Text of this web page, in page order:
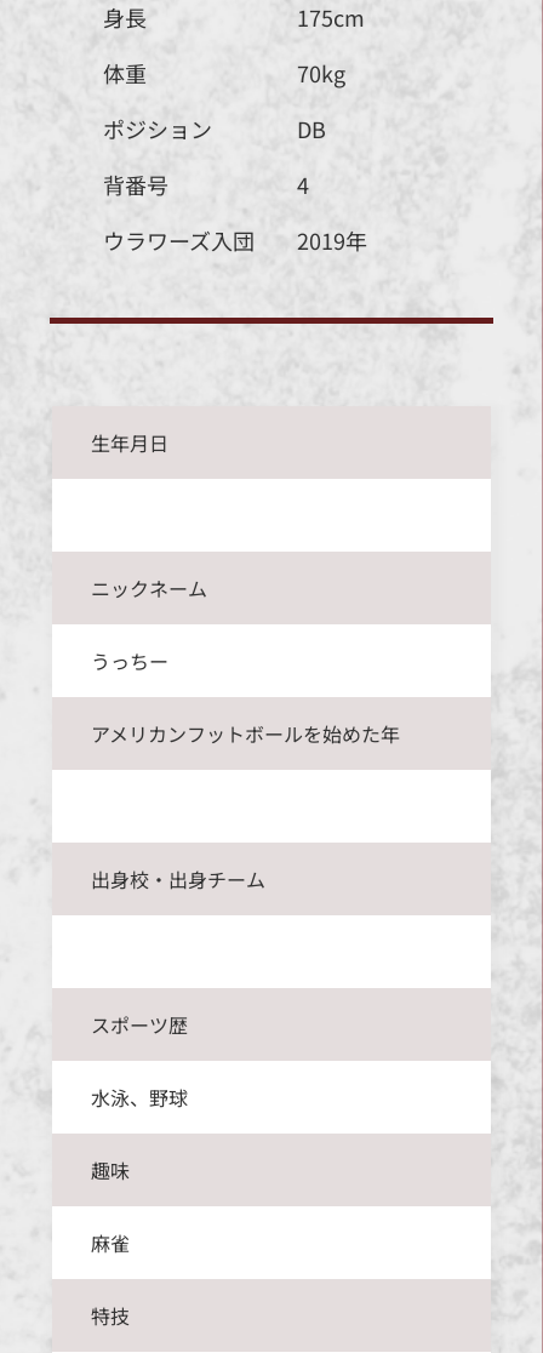
身長
175cm
体重
70kg
ポジション
DB
背番号
4
ウラワーズ入団
2019年
生年月日
ニックネーム
うっちー
アメリカンフットボールを始めた年
出身校・出身チーム
スポーツ歴
水泳、野球
趣味
麻雀
特技